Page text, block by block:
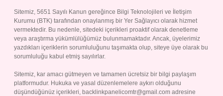
Sitemiz, 5651 Sayılı Kanun gereğince Bilgi Teknolojileri ve İletişim
Kurumu (BTK) tarafından onaylanmış bir Yer Sağlayıcı olarak hizmet
vermektedir. Bu nedenle, sitedeki içerikleri proaktif olarak denetleme
veya araştırma yükümlülüğümüz bulunmamaktadır. Ancak, üyelerimiz
yazdıkları içeriklerin sorumluluğunu taşımakta olup, siteye üye olarak bu
sorumluluğu kabul etmiş sayılırlar.
Sitemiz, kar amacı gütmeyen ve tamamen ücretsiz bir bilgi paylaşım
platformudur. Hukuka ve yasal düzenlemelere aykırı olduğunu
düşündüğünüz içerikleri, backlinkpanelicomtr@gmail.com adresine